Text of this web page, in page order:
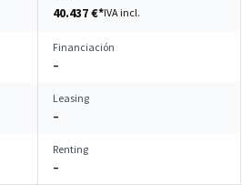
40.437 €*IVA incl.
Financiación
–
Leasing
–
Renting
–